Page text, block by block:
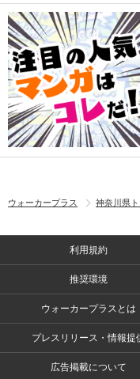
ウォーカープラス 神奈川県
利用規約
推奨環境
ウォーカープラスとは
プレスリリース・情報提
広告掲載について